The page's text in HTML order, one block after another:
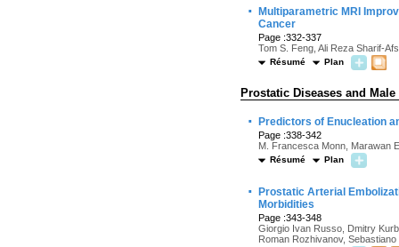
·
Multiparametric MRI
Cancer
Page :332-337
Tom S. Feng, Ali Reza Sharif-
Résumé Plan
Prostatic Diseases and
· Predictors of Enucleation
Page :338-342
M. Francesca Monn, Marawan
Résumé Plan
·
Prostatic Arterial
Morbidities
Page :343-348
Giorgio Ivan Russo, Dmitry
Roman Rozhivanov,